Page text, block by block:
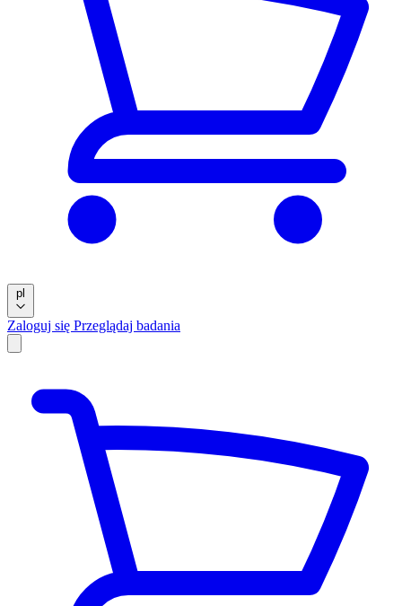
pl
Zaloguj się Przeglądaj badania